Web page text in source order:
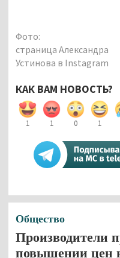
Фото:
страница Александра
Устинова в Instagram
КАК ВАМ НОВОСТЬ?
1 1 0 1
Общество
Производители
повышении цен